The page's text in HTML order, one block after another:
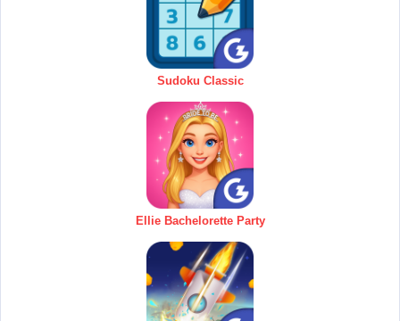
Sudoku Classic
Ellie Bachelorette Party